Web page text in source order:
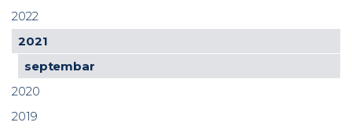
2022
2021
septembar
2020
2019